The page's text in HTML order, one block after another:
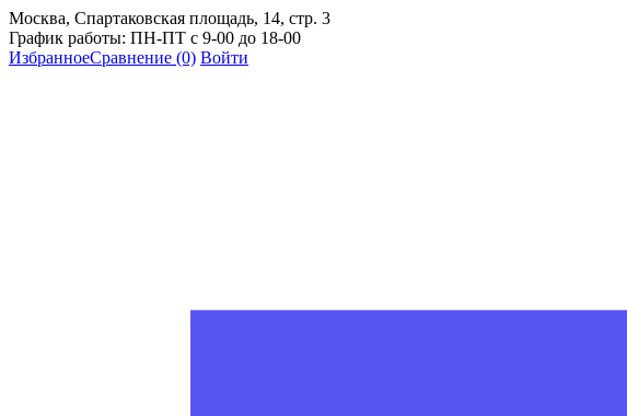
Москва, Спартаковская площадь, 14, стр. 3
График работы: ПН-ПТ с 9-00 до 18-00
ИзбранноеСравнение (0) Войти